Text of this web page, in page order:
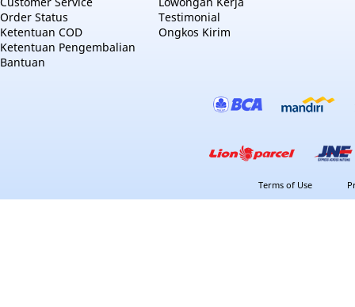
Order Status
Ketentuan COD
Ketentuan Pengembalian
Bantuan
Testimonial
Ongkos Kirim
Terms of Use